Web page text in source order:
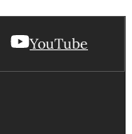
YouTube